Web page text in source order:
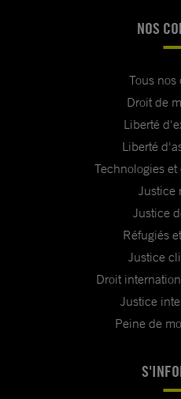
NOS
Tous nos
Droit de
Liberté
Liberté
Technologies
Justice
Justice
Réfugiés
Justice
Droit
Justice
Peine de